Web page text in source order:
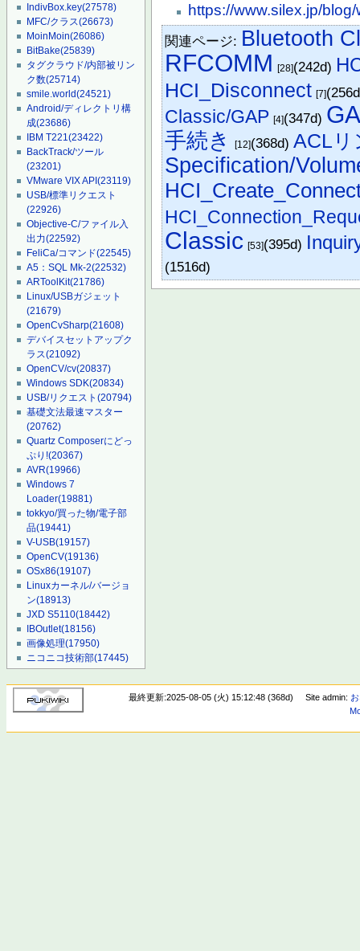
IndivBox.key(27578)
MFC/クラス(26673)
MoinMoin(26086)
BitBake(25839)
タグクラウド/内部被リン
ク数(25714)
smile.world(24521)
Android/ディレクトリ構
成(23686)
IBM T221(23422)
BackTrack/ツール
(23201)
VMware VIX API(23119)
USB/標準リクエスト
(22926)
Objective-C/ファイル入
出力(22592)
FeliCa/コマンド(22545)
A5：SQL Mk-2(22532)
ARToolKit(21786)
Linux/USBガジェット
(21679)
OpenCvSharp(21608)
デバイスセットアップク
ラス(21092)
OpenCV/cv(20837)
Windows SDK(20834)
USB/リクエスト(20794)
基礎文法最速マスター
(20762)
Quartz Composerにどっ
ぷり!(20367)
AVR(19966)
Windows 7
Loader(19881)
tokkyo/買った物/電子部
品(19441)
V-USB(19157)
OpenCV(19136)
OSx86(19107)
Linuxカーネル/バージョ
ン(18913)
JXD S5110(18442)
IBOutlet(18156)
画像処理(17950)
ニコニコ技術部(17445)
https://www.silex.jp/
関連ページ: Bluetooth
RFCOMM [28](242d)
HCI_Disconnect [7]
Classic/GAP [4](347d)
手続き [12](368d)ACLリ
Specification/
Classic [53](395d)
(1516d)
最終更新:2025-08-05 (火) 15:12:48 (368d) Site admin: